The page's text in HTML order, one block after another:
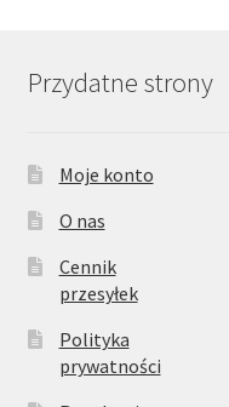
Przydatne strony
Moje konto
O nas
Cennik
przesyłek
Polityka
prywatności